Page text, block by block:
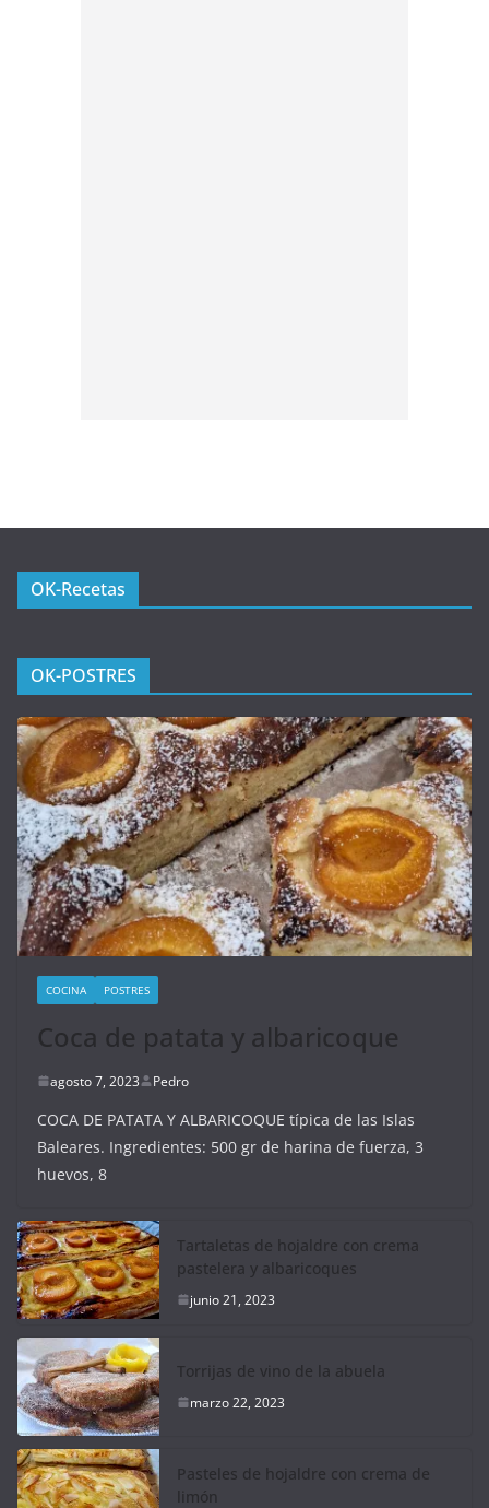
OK-Recetas
OK-POSTRES
COCINA POSTRES
Coca de patata y albaricoque
agosto 7, 2023 Pedro
COCA DE PATATA Y ALBARICOQUE típica de las Islas
Baleares. Ingredientes: 500 gr de harina de fuerza, 3
huevos, 8
Tartaletas de hojaldre con crema
pastelera y albaricoques
junio 21, 2023
Torrijas de vino de la abuela
marzo 22, 2023
Pasteles de hojaldre con crema de
limón